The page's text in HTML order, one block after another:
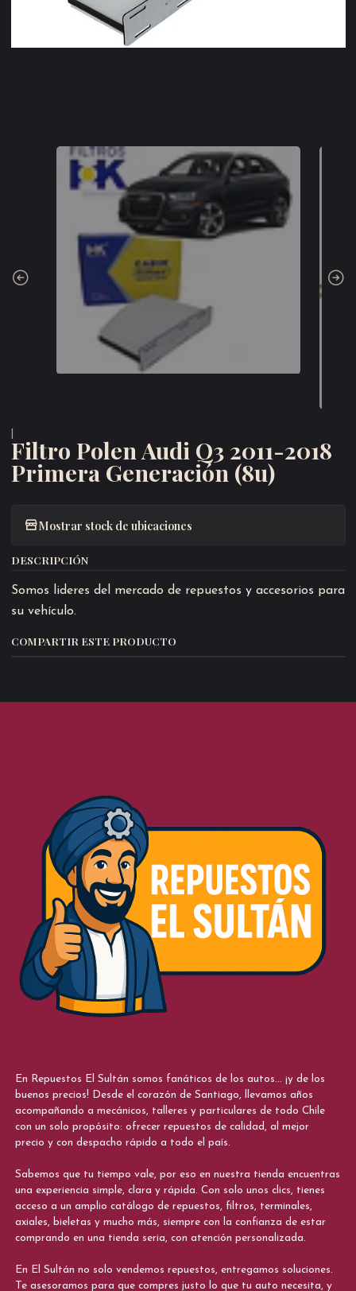
Filtro Polen Audi Q3 2011-2018
Primera Generación (8u)
Mostrar stock de ubicaciones
DESCRIPCIÓN
Somos lideres del mercado de repuestos y accesorios para
su vehículo.
COMPARTIR ESTE PRODUCTO
En Repuestos El Sultán somos fanáticos de los autos... ¡y de los
buenos precios! Desde el corazón de Santiago, llevamos años
acompañando a mecánicos, talleres y particulares de todo Chile
con un solo propósito: ofrecer repuestos de calidad, al mejor
precio y con despacho rápido a todo el país.
Sabemos que tu tiempo vale, por eso en nuestra tienda encuentras
una experiencia simple, clara y rápida. Con solo unos clics, tienes
acceso a un amplio catálogo de repuestos, filtros, terminales,
axiales, bieletas y mucho más, siempre con la confianza de estar
comprando en una tienda seria, con atención personalizada.
En El Sultán no solo vendemos repuestos, entregamos soluciones.
Te asesoramos para que compres justo lo que tu auto necesita, y